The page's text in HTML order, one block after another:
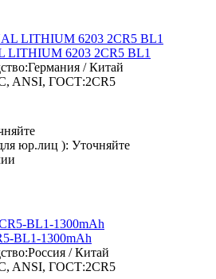
LITHIUM 6203 2CR5 BL1
Германия / Китай
ANSI, ГОСТ:2CR5
юр.лиц ): Уточняйте
BL1-1300mAh
Россия / Китай
ANSI, ГОСТ:2CR5